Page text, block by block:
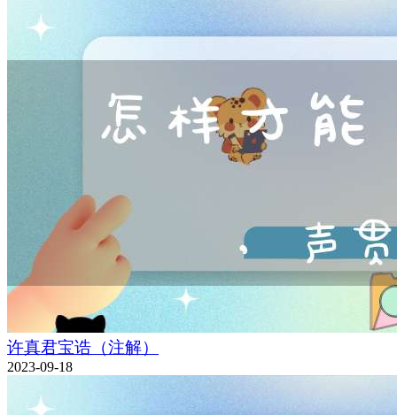
许真君宝诰（注解）
2023-09-18